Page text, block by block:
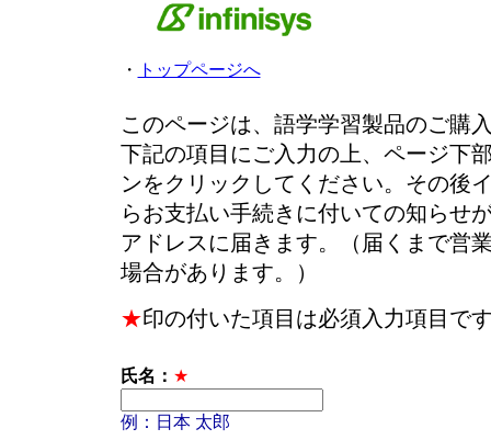
・ トップページへ
このページは、語学学習製品のご購
下記の項目にご入力の上、ページ下
ンをクリックしてください。その後
らお支払い手続きに付いての知らせ
アドレスに届きます。（届くまで営
場合があります。）
★印の付いた項目は必須入力項目で
氏名： ★
例：日本 太郎